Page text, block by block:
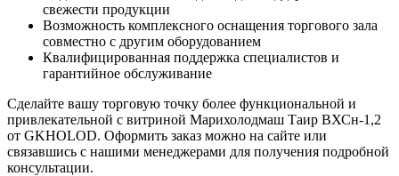
свежести продукции
Возможность комплексного оснащения торгового зала
совместно с другим оборудованием
Квалифицированная поддержка специалистов и
гарантийное обслуживание
Сделайте вашу торговую точку более функциональной и
привлекательной с витриной Марихолодмаш Таир ВХСн-1,2
от GKHOLOD. Оформить заказ можно на сайте или
связавшись с нашими менеджерами для получения подробной
консультации.